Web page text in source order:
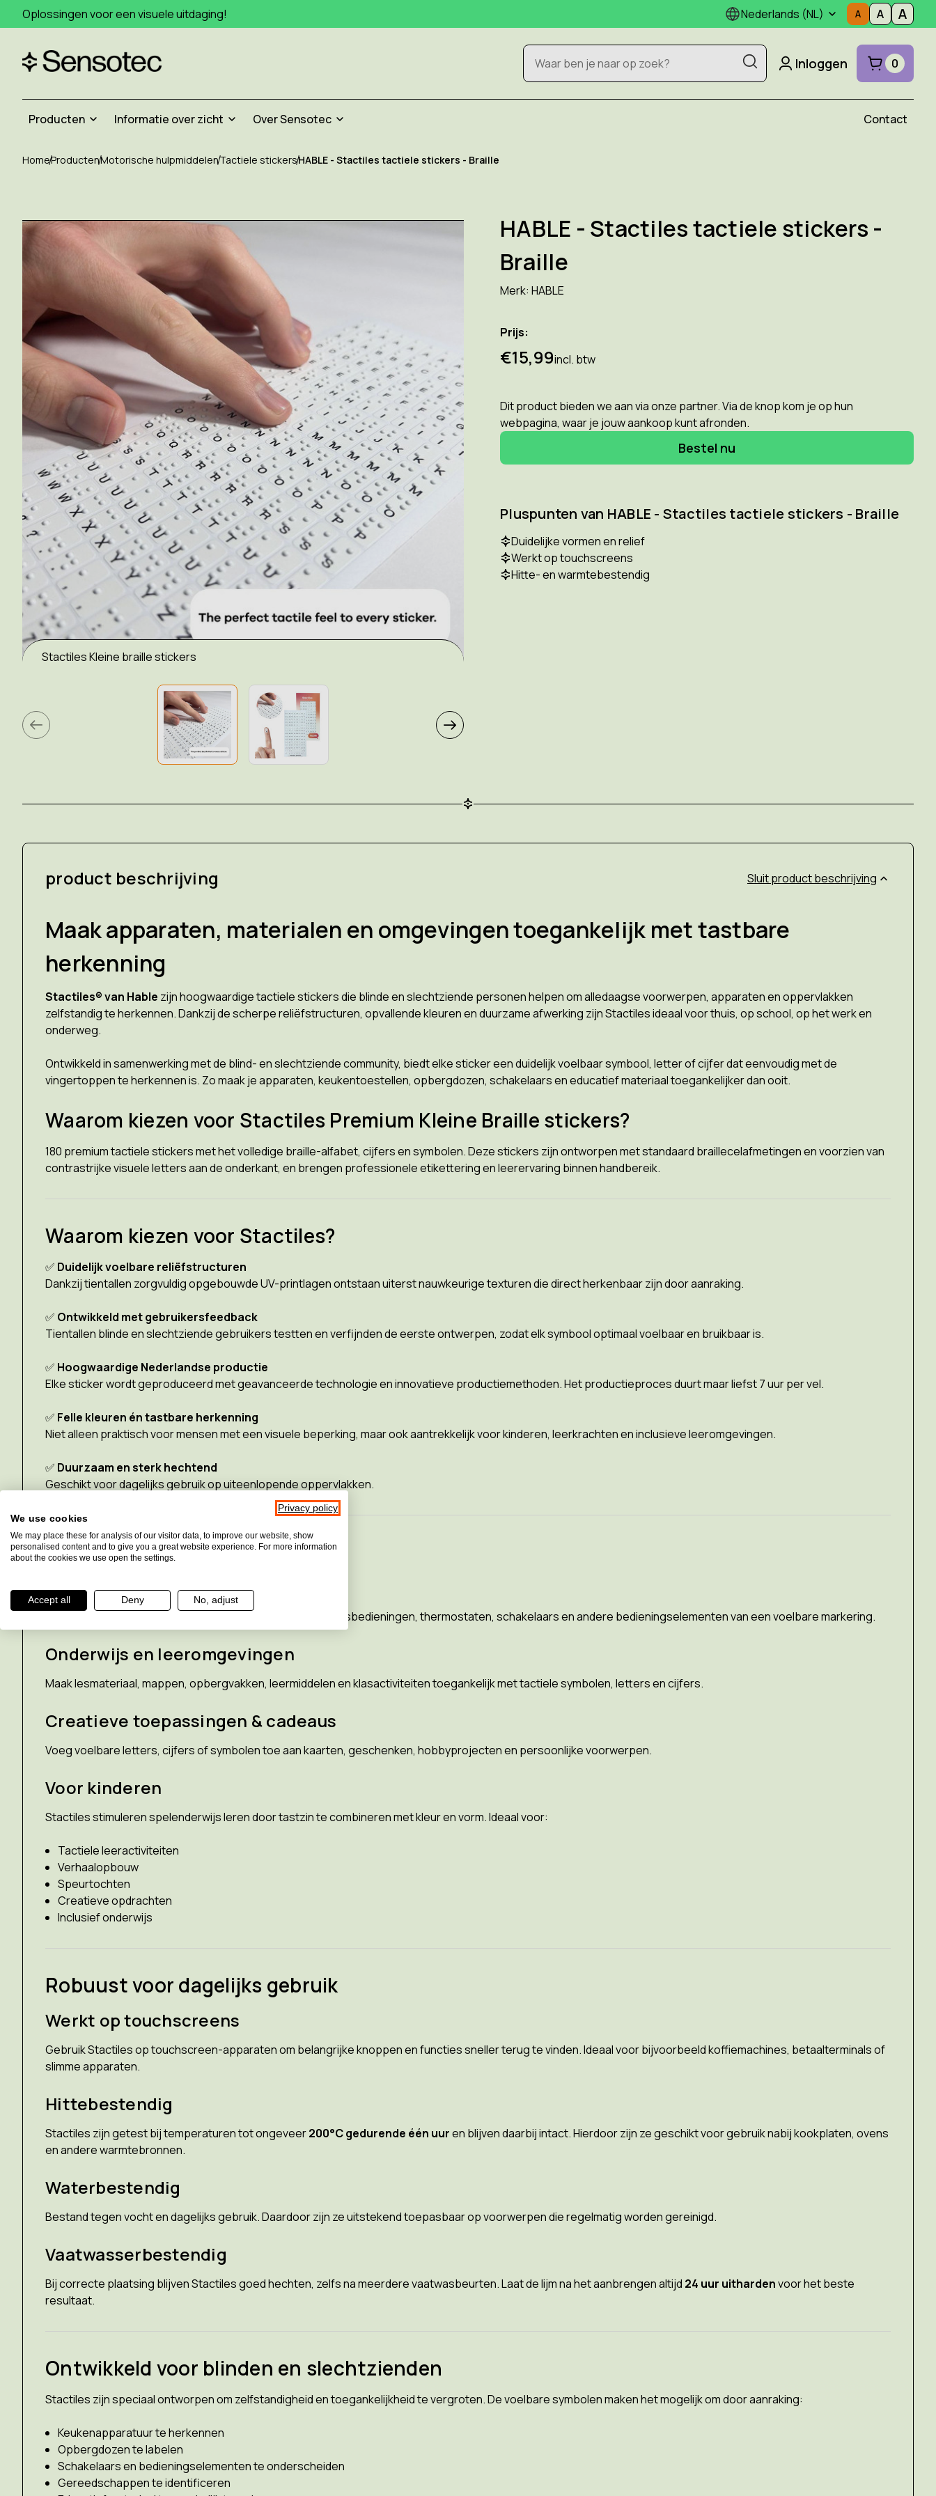
Oplossingen voor een visuele uitdaging! Nederlands (NL)
Zoeken
Inloggen 0
Producten Informatie over zicht Over Sensotec Contact
HomeProductenMotorische hulpmiddelenTactiele stickersHABLE - Stactiles tactiele stickers - Braille
Stactiles Kleine braille stickers
HABLE - Stactiles tactiele stickers -
Braille
Merk: HABLE
Prijs:
€15,99incl. btw
Dit product bieden we aan via onze partner. Via de knop kom je op hun
webpagina, waar je jouw aankoop kunt afronden.
Bestel nu
Pluspunten van HABLE - Stactiles tactiele stickers - Braille
Duidelijke vormen en relief
Werkt op touchscreens
Hitte- en warmtebestendig
product beschrijving product beschrijving
Maak apparaten, materialen en omgevingen toegankelijk met tastbare
herkenning
Stactiles® van Hable zijn hoogwaardige tactiele stickers die blinde en slechtziende personen helpen om alledaagse voorwerpen, apparaten en oppervlakken
zelfstandig te herkennen. Dankzij de scherpe reliëfstructuren, opvallende kleuren en duurzame afwerking zijn Stactiles ideaal voor thuis, op school, op het werk en
onderweg.
Ontwikkeld in samenwerking met de blind- en slechtziende community, biedt elke sticker een duidelijk voelbaar symbool, letter of cijfer dat eenvoudig met de
vingertoppen te herkennen is. Zo maak je apparaten, keukentoestellen, opbergdozen, schakelaars en educatief materiaal toegankelijker dan ooit.
Waarom kiezen voor Stactiles Premium Kleine Braille stickers?
180 premium tactiele stickers met het volledige braille-alfabet, cijfers en symbolen. Deze stickers zijn ontworpen met standaard braillecelafmetingen en voorzien van
contrastrijke visuele letters aan de onderkant, en brengen professionele etikettering en leerervaring binnen handbereik.
Waarom kiezen voor Stactiles?
✅ Duidelijk voelbare reliëfstructuren
Dankzij tientallen zorgvuldig opgebouwde UV-printlagen ontstaan uiterst nauwkeurige texturen die direct herkenbaar zijn door aanraking.
✅ Ontwikkeld met gebruikersfeedback
Tientallen blinde en slechtziende gebruikers testten en verfijnden de eerste ontwerpen, zodat elk symbool optimaal voelbaar en bruikbaar is.
✅ Hoogwaardige Nederlandse productie
Elke sticker wordt geproduceerd met geavanceerde technologie en innovatieve productiemethoden. Het productieproces duurt maar liefst 7 uur per vel.
✅ Felle kleuren én tastbare herkenning
Niet alleen praktisch voor mensen met een visuele beperking, maar ook aantrekkelijk voor kinderen, leerkrachten en inclusieve leeromgevingen.
✅ Duurzaam en sterk hechtend
Geschikt voor dagelijks gebruik op uiteenlopende oppervlakken.
Toepassingen van Stactiles
Apparaten toegankelijk maken
Voorzie huishoudelijke apparaten, koffiemachines, afstandsbedieningen, thermostaten, schakelaars en andere bedieningselementen van een voelbare markering.
Onderwijs en leeromgevingen
Maak lesmateriaal, mappen, opbergvakken, leermiddelen en klasactiviteiten toegankelijk met tactiele symbolen, letters en cijfers.
Creatieve toepassingen & cadeaus
Voeg voelbare letters, cijfers of symbolen toe aan kaarten, geschenken, hobbyprojecten en persoonlijke voorwerpen.
Voor kinderen
Stactiles stimuleren spelenderwijs leren door tastzin te combineren met kleur en vorm. Ideaal voor:
Tactiele leeractiviteiten
Verhaalopbouw
Speurtochten
Creatieve opdrachten
Inclusief onderwijs
Robuust voor dagelijks gebruik
Werkt op touchscreens
Gebruik Stactiles op touchscreen-apparaten om belangrijke knoppen en functies sneller terug te vinden. Ideaal voor bijvoorbeeld koffiemachines, betaalterminals of
slimme apparaten.
Hittebestendig
Stactiles zijn getest bij temperaturen tot ongeveer200°C gedurende één uuren blijven daarbij intact. Hierdoor zijn ze geschikt voor gebruik nabij kookplaten, ovens
en andere warmtebronnen.
Waterbestendig
Bestand tegen vocht en dagelijks gebruik. Daardoor zijn ze uitstekend toepasbaar op voorwerpen die regelmatig worden gereinigd.
Vaatwasserbestendig
Bij correcte plaatsing blijven Stactiles goed hechten, zelfs na meerdere vaatwasbeurten. Laat de lijm na het aanbrengen altijd 24 uur uithardenvoor het beste
resultaat.
Ontwikkeld voor blinden en slechtzienden
Stactiles zijn speciaal ontworpen om zelfstandigheid en toegankelijkheid te vergroten. De voelbare symbolen maken het mogelijk om door aanraking:
Keukenapparatuur te herkennen
Opbergdozen te labelen
Schakelaars en bedieningselementen te onderscheiden
Gereedschappen te identificeren
Privacy policy
We use cookies
We may place these for analysis of our visitor data, to improve our website, show
personalised content and to give you a great website experience. For more information
about the cookies we use open the settings.
Accept all Deny No, adjust